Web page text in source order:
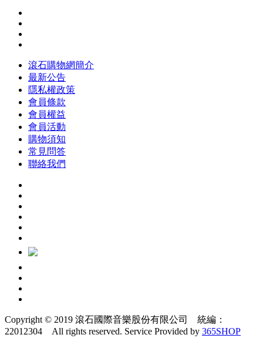
滾石購物網簡介
最新公告
隱私權政策
會員條款
會員權益
會員活動
購物須知
常見問答
聯絡我們
Copyright © 2019 滾石國際音樂股份有限公司 統編：
22012304 All rights reserved. Service Provided by 365SHOP